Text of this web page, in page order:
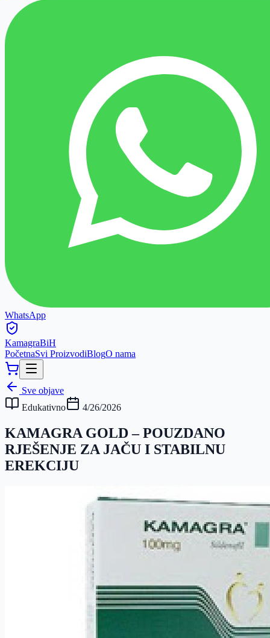
WhatsApp
KamagraBiH
PočetnaSvi ProizvodiBlogO nama
Sve objave
Edukativno
4/26/2026
KAMAGRA GOLD – POUZDANO
RJEŠENJE ZA JAČU I STABILNU
EREKCIJU